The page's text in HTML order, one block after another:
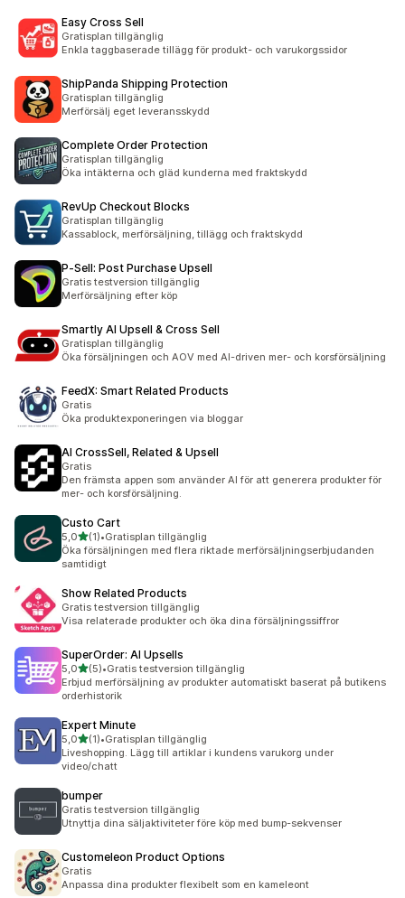
Easy Cross Sell
Gratisplan tillgänglig
Enkla taggbaserade tillägg för produkt- och varukorgssidor
ShipPanda Shipping Protection
Gratisplan tillgänglig
Merförsälj eget leveransskydd
Complete Order Protection
Gratisplan tillgänglig
Öka intäkterna och gläd kunderna med fraktskydd
RevUp Checkout Blocks
Gratisplan tillgänglig
Kassablock, merförsäljning, tillägg och fraktskydd
P‑Sell: Post Purchase Upsell
Gratis testversion tillgänglig
Merförsäljning efter köp
Smartly AI Upsell & Cross Sell
Gratisplan tillgänglig
Öka försäljningen och AOV med AI-driven mer- och korsförsäljning
FeedX: Smart Related Products
Gratis
Öka produktexponeringen via bloggar
AI CrossSell, Related & Upsell
Gratis
Den främsta appen som använder AI för att generera produkter för
mer- och korsförsäljning.
Custo Cart
5,0av 5 stjärnor
(1)
1 recensioner totalt
•Gratisplan tillgänglig
Öka försäljningen med flera riktade merförsäljningserbjudanden
samtidigt
Show Related Products
Gratis testversion tillgänglig
Visa relaterade produkter och öka dina försäljningssiffror
SuperOrder: AI Upsells
5,0av 5 stjärnor
(5)
5 recensioner totalt
•Gratis testversion tillgänglig
Erbjud merförsäljning av produkter automatiskt baserat på butikens
orderhistorik
Expert Minute
5,0av 5 stjärnor
(1)
1 recensioner totalt
•Gratisplan tillgänglig
Liveshopping. Lägg till artiklar i kundens varukorg under
video/chatt
bumper
Gratis testversion tillgänglig
Utnyttja dina säljaktiviteter före köp med bump-sekvenser
Customeleon Product Options
Gratis
Anpassa dina produkter flexibelt som en kameleont